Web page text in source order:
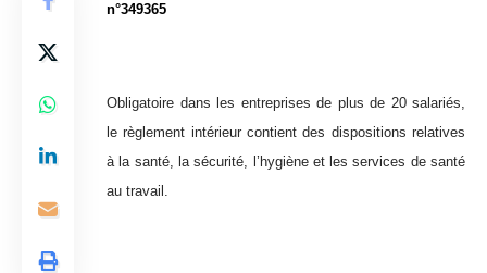
n°349365
Obligatoire dans les entreprises de plus de 20 salariés,
le règlement intérieur contient des dispositions relatives
à la santé, la sécurité, l’hygiène et les services de santé
au travail.